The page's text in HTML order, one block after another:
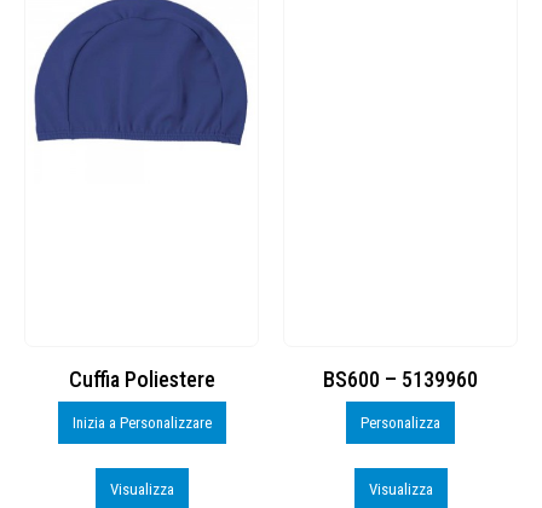
Cuffia Poliestere
Inizia a Personalizzare
Visualizza
BS600 – 5139960
Personalizza
Visualizza